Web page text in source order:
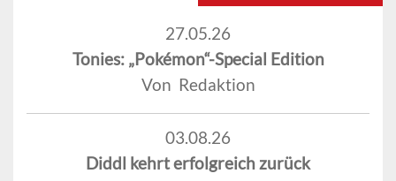
27.05.26
Tonies: „Pokémon“-Special Edition
Von Redaktion
03.08.26
Diddl kehrt erfolgreich zurück